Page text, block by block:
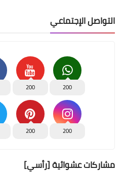
التواصل الإجتماعي
200
200
200
200
مشاركات عشوائية [رأسي]